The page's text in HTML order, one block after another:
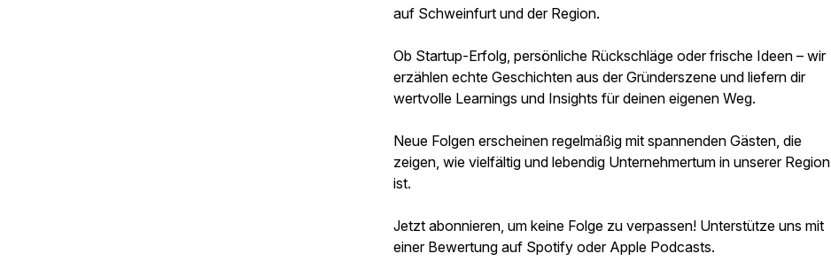
auf Schweinfurt und der Region.
Ob Startup-Erfolg, persönliche Rückschläge oder frische Ideen – wir
erzählen echte Geschichten aus der Gründerszene und liefern dir
wertvolle Learnings und Insights für deinen eigenen Weg.
Neue Folgen erscheinen regelmäßig mit spannenden Gästen, die
zeigen, wie vielfältig und lebendig Unternehmertum in unserer Region
ist.
Jetzt abonnieren, um keine Folge zu verpassen! Unterstütze uns mit
einer Bewertung auf Spotify oder Apple Podcasts.